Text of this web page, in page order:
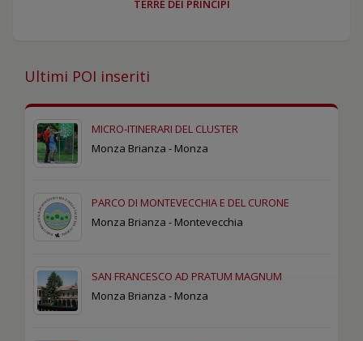
TERRE DEI PRINCIPI
Ultimi POI inseriti
MICRO-ITINERARI DEL CLUSTER
Monza Brianza - Monza
PARCO DI MONTEVECCHIA E DEL CURONE
Monza Brianza - Montevecchia
SAN FRANCESCO AD PRATUM MAGNUM
Monza Brianza - Monza